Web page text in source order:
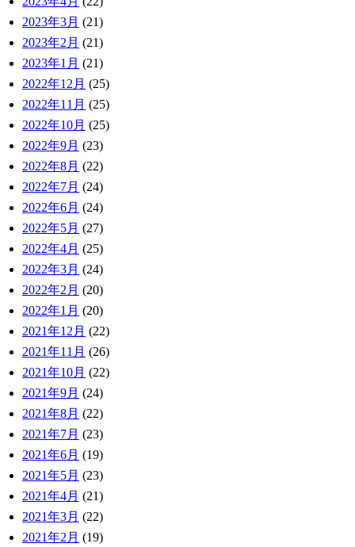
2023年3月 (21)
2023年2月 (21)
2023年1月 (21)
2022年12月 (25)
2022年11月 (25)
2022年10月 (25)
2022年9月 (23)
2022年8月 (22)
2022年7月 (24)
2022年6月 (24)
2022年5月 (27)
2022年4月 (25)
2022年3月 (24)
2022年2月 (20)
2022年1月 (20)
2021年12月 (22)
2021年11月 (26)
2021年10月 (22)
2021年9月 (24)
2021年8月 (22)
2021年7月 (23)
2021年6月 (19)
2021年5月 (23)
2021年4月 (21)
2021年3月 (22)
2021年2月 (19)